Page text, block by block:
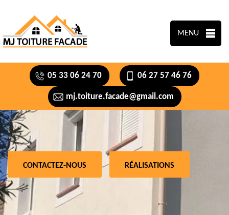
MENU
05 33 06 24 70 06 27 57 46 76
mj.toiture.facade@gmail.com
CONTACTEZ-NOUS RÉALISATIONS